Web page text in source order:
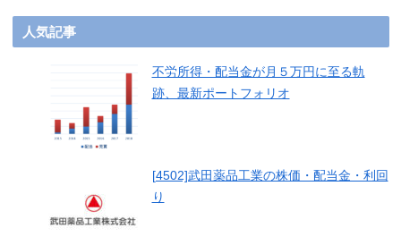
人気記事
不労所得・配当金が月５万円に至る軌
跡、最新ポートフォリオ
[4502]武田薬品工業の株価・配当金・利回
り